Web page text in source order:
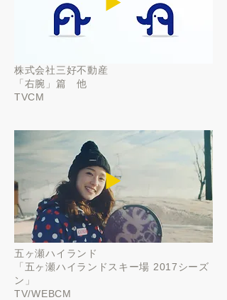
株式会社三好不動産
「 右腕」篇 他
TVCM
▶️
五ヶ瀬ハイランド
「 五ヶ瀬ハイランドスキー場 2017シーズ
ン」
TV/WEBCM